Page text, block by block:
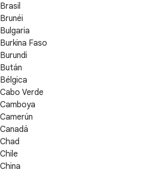
Brasil
Brunéi
Bulgaria
Burkina Faso
Burundi
Bután
Bélgica
Cabo Verde
Camboya
Camerún
Canadá
Chad
Chile
China